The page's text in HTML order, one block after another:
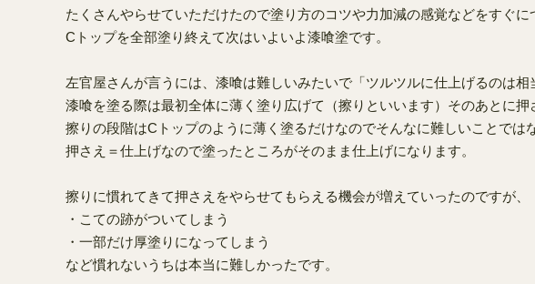
たくさんやらせていただけたので塗り方のコツや力加減の感覚などをすぐに
Cトップを全部塗り終えて次はいよいよ漆喰塗です。
左官屋さんが言うには、漆喰は難しいみたいで「ツルツルに仕上げるのは相
漆喰を塗る際は最初全体に薄く塗り広げて（擦りといいます）そのあとに押
擦りの段階はCトップのように薄く塗るだけなのでそんなに難しいことでは
押さえ＝仕上げなので塗ったところがそのまま仕上げになります。
擦りに慣れてきて押さえをやらせてもらえる機会が増えていったのですが、
・こての跡がついてしまう
・一部だけ厚塗りになってしまう
など慣れないうちは本当に難しかったです。